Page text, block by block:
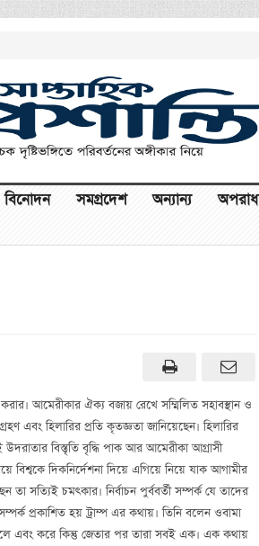
বিনোদন সমগ্রদেশ অন্যান্য অপরাধ
আমেরীকার ঐক্য বজায় রেখে সম্মিলিত সহাবস্থান ও
এবং হিলারির প্রতি কৃতজ্ঞতা জানিয়েছেন। হিলারির
বিস্তৃতি বৃদ্ধি পাক আর আমেরীকা আগ্রাসী
বিশ্বকে দিকনির্দেশনা দিয়ে এগিয়ে নিয়ে যাক আগামীর
তা সত্যিই চমৎকার। নির্বাচন পুর্ববর্তী সম্পর্ক যে তাদের
প্রকাশিত হয় ট্রাম্প এর কথায়। তিনি বলেন ওবামা
এবং করে কিন্তু জেতার পর তারা সবই এক। এক কথায়